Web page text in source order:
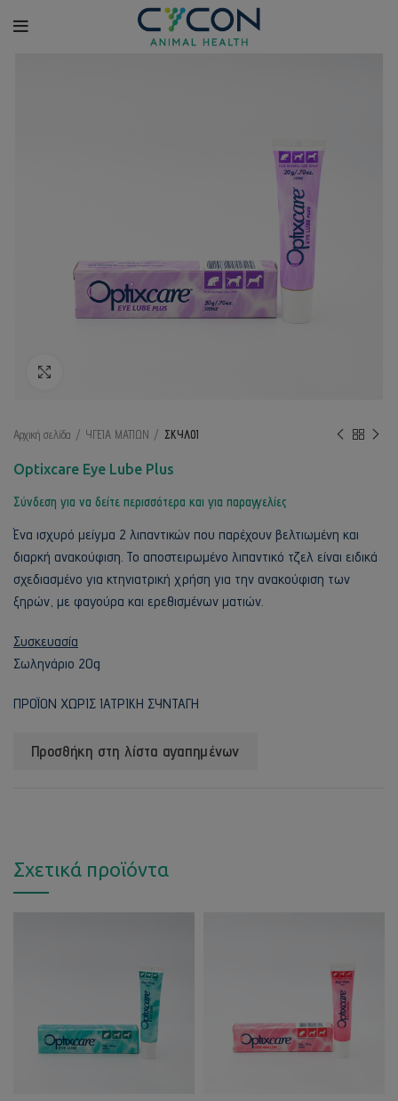
Αρχική σελίδα ΥΓΕΙΑ ΜΑΤΙΩΝ ΣΚΥΛΟΙ
Optixcare Eye Lube Plus
Σύνδεση για να δείτε περισσότερα και για παραγγελίες
Ένα ισχυρό μείγμα 2 λιπαντικών που παρέχουν βελτιωμένη και
διαρκή ανακούφιση. Το αποστειρωμένο λιπαντικό τζελ είναι ειδικά
σχεδιασμένο για κτηνιατρική χρήση για την ανακούφιση των
ξηρών, με φαγούρα και ερεθισμένων ματιών.
Συσκευασία
Σωληνάριο 20g
ΠΡΟΪΟΝ ΧΩΡΙΣ ΙΑΤΡΙΚΗ ΣΥΝΤΑΓΗ
Προσθήκη στη λίστα αγαπημένων
Σχετικά προϊόντα